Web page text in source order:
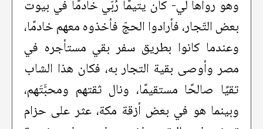
وهو رواها لي- كان يتيمًا رُبّي خادمًا في بيوت
بعض التّجار، فأرادوا الحجّ فأخذوه معهم خادمًا،
وعندما كانوا بطريق سفر بقي مستأجره في
مصر وأوصى بقية التجار به، فكان هذا الشاب
تقيًا صالحًا مستقيمًا، ونال ثقتهم ومحبَّتَهم،
وبينما هو في بعض أزقة مكة، عثر على حزام